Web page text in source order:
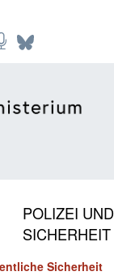
POLIZEI UND
SICHERHEIT
Sicherheit